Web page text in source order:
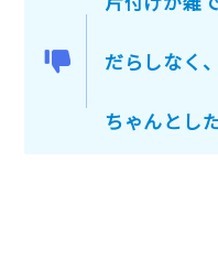
だらしなく
ちゃんとし